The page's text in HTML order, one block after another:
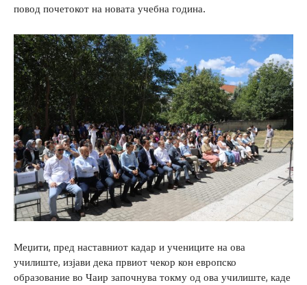
повод почетокот на новата учебна година.
Меџити, пред наставниот кадар и учениците на ова
училиште, изјави дека првиот чекор кон европско
образование во Чаир започнува токму од ова училиште, каде